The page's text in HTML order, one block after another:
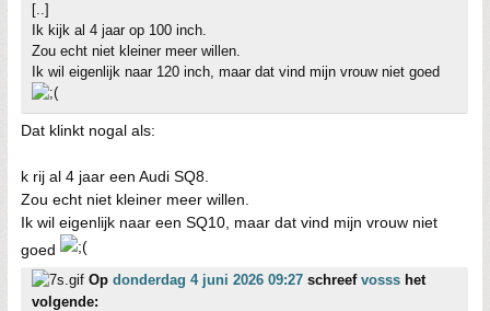
[..]
Ik kijk al 4 jaar op 100 inch.
Zou echt niet kleiner meer willen.
Ik wil eigenlijk naar 120 inch, maar dat vind mijn vrouw niet goed
Dat klinkt nogal als:
k rij al 4 jaar een Audi SQ8.
Zou echt niet kleiner meer willen.
Ik wil eigenlijk naar een SQ10, maar dat vind mijn vrouw niet
goed
Op donderdag 4 juni 2026 09:27 schreef vosss het
volgende: